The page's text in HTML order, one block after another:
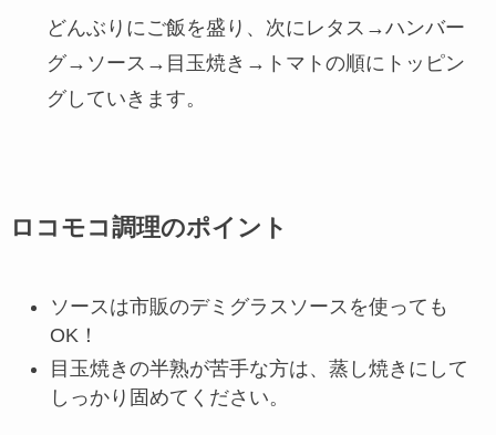
どんぶりにご飯を盛り、次にレタス→ハンバー
グ→ソース→目玉焼き→トマトの順にトッピン
グしていきます。
ロコモコ調理のポイント
ソースは市販のデミグラスソースを使っても
OK！
目玉焼きの半熟が苦手な方は、蒸し焼きにして
しっかり固めてください。